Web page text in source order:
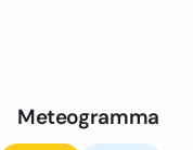
Meteogramma